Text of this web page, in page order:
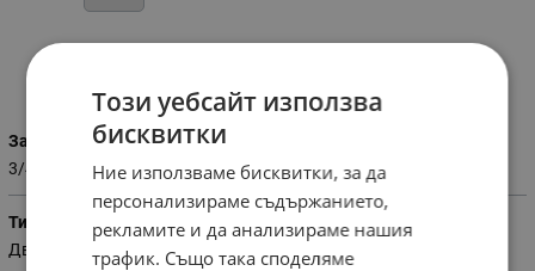
Захват
3/4
Тип
Дванадесетограм
Този уебсайт използва
бисквитки
Ние използваме бисквитки, за да
персонализираме съдържанието,
рекламите и да анализираме нашия
трафик. Също така споделяме